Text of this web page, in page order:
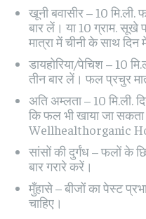
खूनी बवासीर – 10 मि.ली.
बार लें। या 10 ग्राम.
मात्रा में चीनी के साथ दिन
डायहोरिया/पेचिश – 10
तीन बार लें। फल प्रचुर
अति अम्लता – 10 मि.ली.
कि फल भी खाया जा
Wellhealthorganic
सांसों की दुर्गंध – फलों के
बार गरारे करें।
मुँहासे – बीजों का पेस्ट
चाहिए।